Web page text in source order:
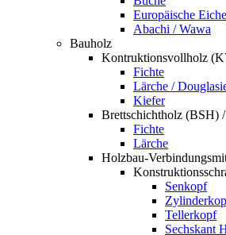
Europäische Eiche
Abachi / Wawa
Bauholz
Kontruktionsvollholz
Fichte
Lärche /
Kiefer
Brettschichtholz (BSH)
Fichte
Lärche
Holzbau-
Senkopf
Tellerkopf
Sechskant